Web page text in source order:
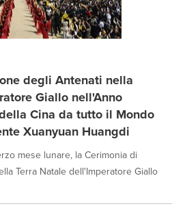
degli Antenati nella
Giallo nell'Anno
Cina da tutto il Mondo
Xuanyuan Huangdi
mese lunare, la Cerimonia di
Terra Natale dell'Imperatore Giallo